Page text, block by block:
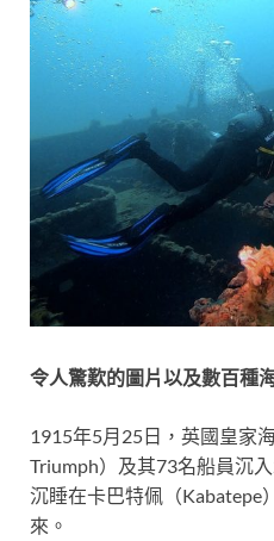
令人驚歎的圖片以及數百種
1915年5月25日，英國皇家
Triumph）及其73名船員沉
沉睡在卡巴特佩（Kabatepe
來。